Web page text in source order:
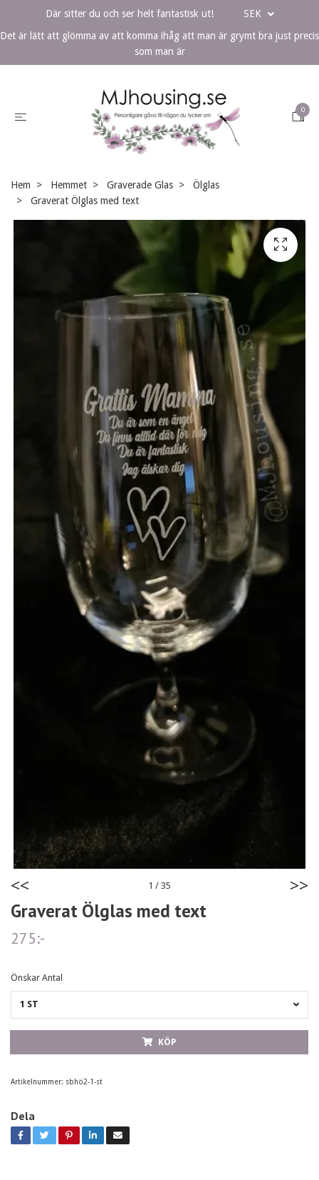
Där sitter du och ser helt fantastisk ut!
SEK
Det är lätt att glömma av att komma ihåg att man är grymt bra just precis
som man är
0
Hem Hemmet Graverade Glas
Ölglas
Graverat Ölglas med text
<< 1 / 35 >>
Graverat Ölglas med text
275:-
Önskar Antal
1 ST
KÖP
Artikelnummer: sbhö2-1-st
Dela